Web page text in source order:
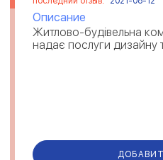
Описание
Житлово-будівельна
надає послуги дизайну